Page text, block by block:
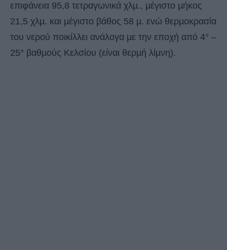
επιφάνεια 95,8 τετραγωνικά χλµ., µέγιστο µήκος
21,5 χλµ. και µέγιστο βάθος 58 µ. ενώ θερµοκρασία
του νερού ποικίλλει ανάλογα µε την εποχή από 4° –
25° βαθµούς Κελσίου (είναι θερµή λίµνη).